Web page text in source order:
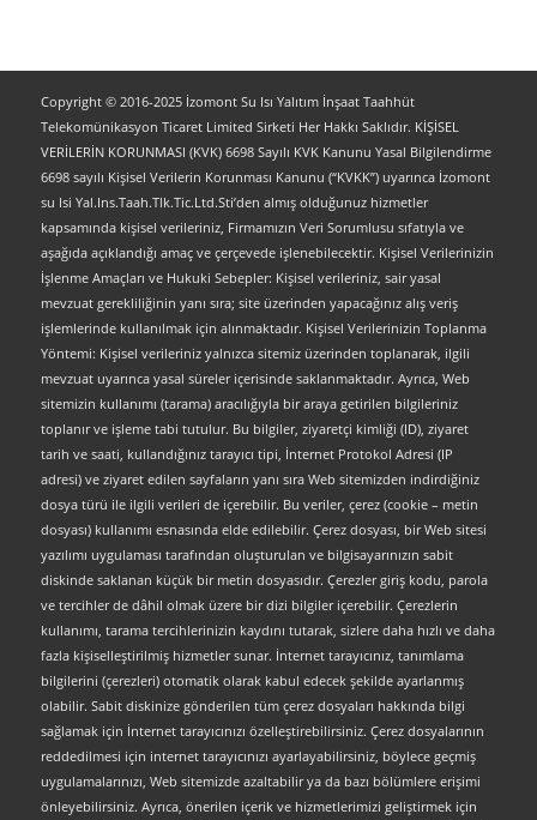
Copyright © 2016-2025 İzomont Su Isı Yalıtım İnşaat Taahhüt
Telekomünikasyon Ticaret Limited Sirketi Her Hakkı Saklıdır. KİŞİSEL
VERİLERİN KORUNMASI (KVK) 6698 Sayılı KVK Kanunu Yasal Bilgilendirme
6698 sayılı Kişisel Verilerin Korunması Kanunu (“KVKK”) uyarınca İzomont
su Isi Yal.Ins.Taah.Tlk.Tic.Ltd.Sti’den almış olduğunuz hizmetler
kapsamında kişisel verileriniz, Firmamızın Veri Sorumlusu sıfatıyla ve
aşağıda açıklandığı amaç ve çerçevede işlenebilecektir. Kişisel Verilerinizin
İşlenme Amaçları ve Hukuki Sebepler: Kişisel verileriniz, sair yasal
mevzuat gerekliliğinin yanı sıra; site üzerinden yapacağınız alış veriş
işlemlerinde kullanılmak için alınmaktadır. Kişisel Verilerinizin Toplanma
Yöntemi: Kişisel verileriniz yalnızca sitemiz üzerinden toplanarak, ilgili
mevzuat uyarınca yasal süreler içerisinde saklanmaktadır. Ayrıca, Web
sitemizin kullanımı (tarama) aracılığıyla bir araya getirilen bilgileriniz
toplanır ve işleme tabi tutulur. Bu bilgiler, ziyaretçi kimliği (ID), ziyaret
tarih ve saati, kullandığınız tarayıcı tipi, İnternet Protokol Adresi (IP
adresi) ve ziyaret edilen sayfaların yanı sıra Web sitemizden indirdiğiniz
dosya türü ile ilgili verileri de içerebilir. Bu veriler, çerez (cookie – metin
dosyası) kullanımı esnasında elde edilebilir. Çerez dosyası, bir Web sitesi
yazılımı uygulaması tarafından oluşturulan ve bilgisayarınızın sabit
diskinde saklanan küçük bir metin dosyasıdır. Çerezler giriş kodu, parola
ve tercihler de dâhil olmak üzere bir dizi bilgiler içerebilir. Çerezlerin
kullanımı, tarama tercihlerinizin kaydını tutarak, sizlere daha hızlı ve daha
fazla kişiselleştirilmiş hizmetler sunar. İnternet tarayıcınız, tanımlama
bilgilerini (çerezleri) otomatik olarak kabul edecek şekilde ayarlanmış
olabilir. Sabit diskinize gönderilen tüm çerez dosyaları hakkında bilgi
sağlamak için İnternet tarayıcınızı özelleştirebilirsiniz. Çerez dosyalarının
reddedilmesi için internet tarayıcınızı ayarlayabilirsiniz, böylece geçmiş
uygulamalarınızı, Web sitemizde azaltabilir ya da bazı bölümlere erişimi
önleyebilirsiniz. Ayrıca, önerilen içerik ve hizmetlerimizi geliştirmek için